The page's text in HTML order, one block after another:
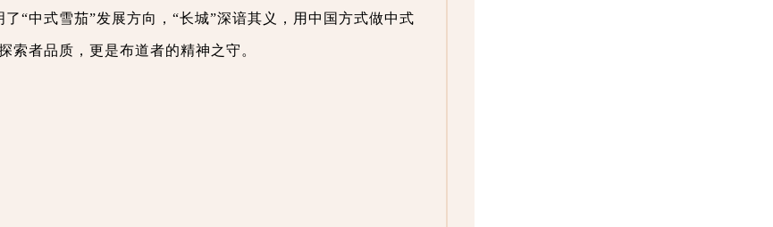
“中式雪茄”发展方向，“长城”深谙其义，用中国方式做中式
索者品质，更是布道者的精神之守。